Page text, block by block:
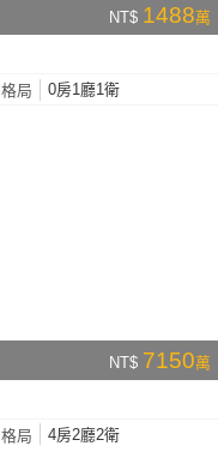
NT$ 1488萬
格局 0房1廳1衛
NT$ 7150萬
格局
4房2廳2衛